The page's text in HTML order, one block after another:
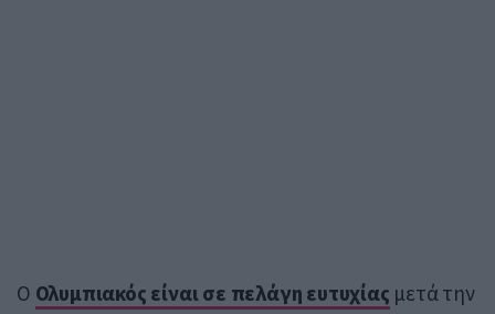
Ο Ολυμπιακός είναι σε πελάγη ευτυχίας μετά την